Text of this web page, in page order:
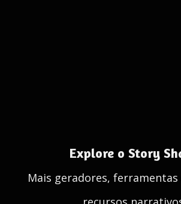
Explore o Story
Mais geradores, ferramentas